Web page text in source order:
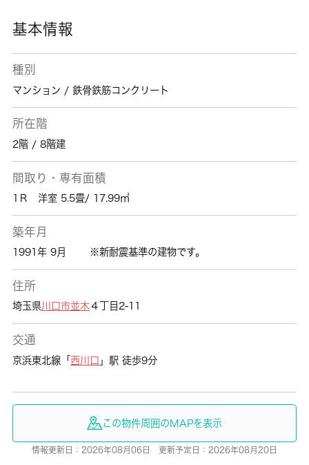
基本情報
種別
マンション / 鉄骨鉄筋コンクリート
所在階
2階 / 8階建
間取り・専有面積
1Ｒ 洋室 5.5畳/ 17.99㎡
築年月
1991年 9月 ※新耐震基準の建物です。
住所
埼玉県川口市並木４丁目2-11
交通
京浜東北線「 西川口 」駅 徒歩9分
この物件周囲のMAPを表示
情報更新日：2026年08月06日 更新予定日：2026年08月20日